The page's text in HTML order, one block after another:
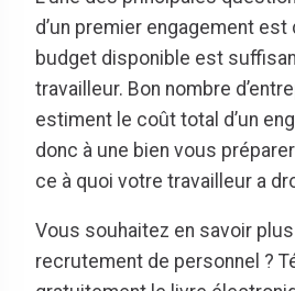
d’un premier engagement est
budget disponible est
travailleur. Bon nombre
estiment le coût total d’un
donc à une bien vous
ce à quoi votre travailleur a
Vous souhaitez en savoir
recrutement de personnel ?